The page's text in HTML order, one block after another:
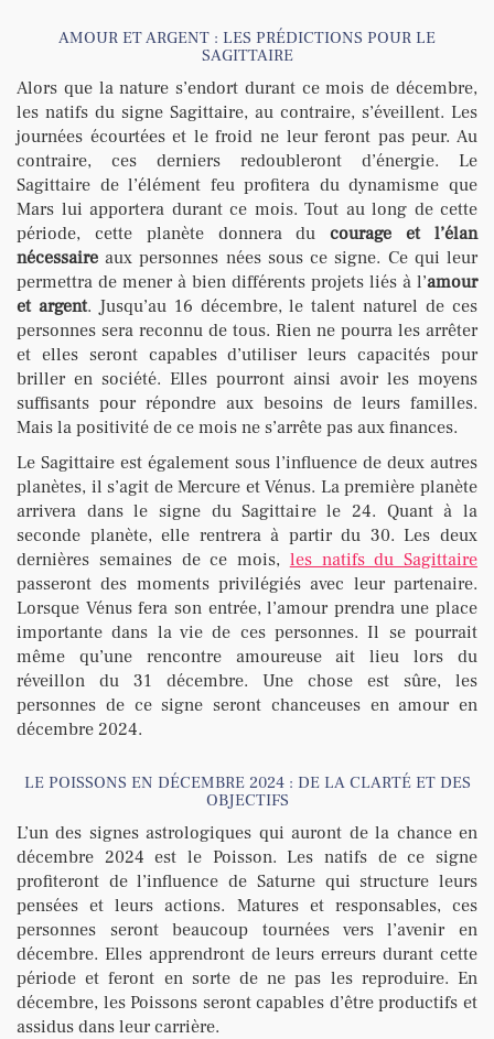
AMOUR ET ARGENT : LES PRÉDICTIONS POUR LE
SAGITTAIRE
Alors que la nature s’endort durant ce mois de décembre,
les natifs du signe Sagittaire, au contraire, s’éveillent. Les
journées écourtées et le froid ne leur feront pas peur. Au
contraire, ces derniers redoubleront d’énergie. Le
Sagittaire de l’élément feu profitera du dynamisme que
Mars lui apportera durant ce mois. Tout au long de cette
période, cette planète donnera ducourage et l’élan
nécessaire aux personnes nées sous ce signe. Ce qui leur
permettra de mener à bien différents projets liés à l’amour
et argent. Jusqu’au 16 décembre, le talent naturel de ces
personnes sera reconnu de tous. Rien ne pourra les arrêter
et elles seront capables d’utiliser leurs capacités pour
briller en société. Elles pourront ainsi avoir les moyens
suffisants pour répondre aux besoins de leurs familles.
Mais la positivité de ce mois ne s’arrête pas aux finances.
Le Sagittaire est également sous l’influence de deux autres
planètes, il s’agit de Mercure et Vénus. La première planète
arrivera dans le signe du Sagittaire le 24. Quant à la
seconde planète, elle rentrera à partir du 30. Les deux
dernières semaines de ce mois, les natifs du Sagittaire
passeront des moments privilégiés avec leur partenaire.
Lorsque Vénus fera son entrée, l’amour prendra une place
importante dans la vie de ces personnes. Il se pourrait
même qu’une rencontre amoureuse ait lieu lors du
réveillon du 31 décembre. Une chose est sûre, les
personnes de ce signe seront chanceuses en amour en
décembre 2024.
LE POISSONS EN DÉCEMBRE 2024 : DE LA CLARTÉ ET DES
OBJECTIFS
L’un des signes astrologiques qui auront de la chance en
décembre 2024 est le Poisson. Les natifs de ce signe
profiteront de l’influence de Saturne qui structure leurs
pensées et leurs actions. Matures et responsables, ces
personnes seront beaucoup tournées vers l’avenir en
décembre. Elles apprendront de leurs erreurs durant cette
période et feront en sorte de ne pas les reproduire. En
décembre, les Poissons seront capables d’être productifs et
assidus dans leur carrière.